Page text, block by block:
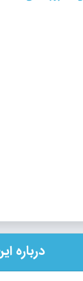
درباره